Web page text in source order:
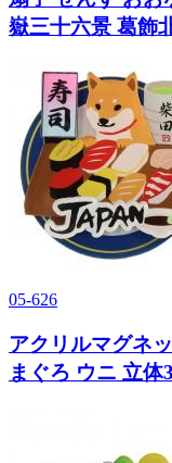
嶽三十六景 葛飾
05-626
アクリルマグネ
まぐろ ウニ 立体